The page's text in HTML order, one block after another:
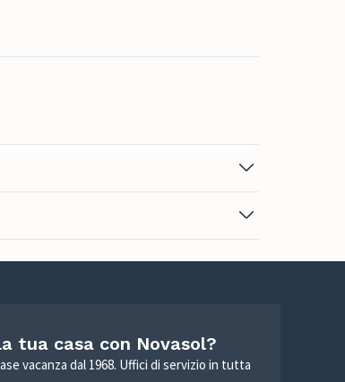
tua casa con Novasol?
vacanza dal 1968. Uffici di servizio in tutta